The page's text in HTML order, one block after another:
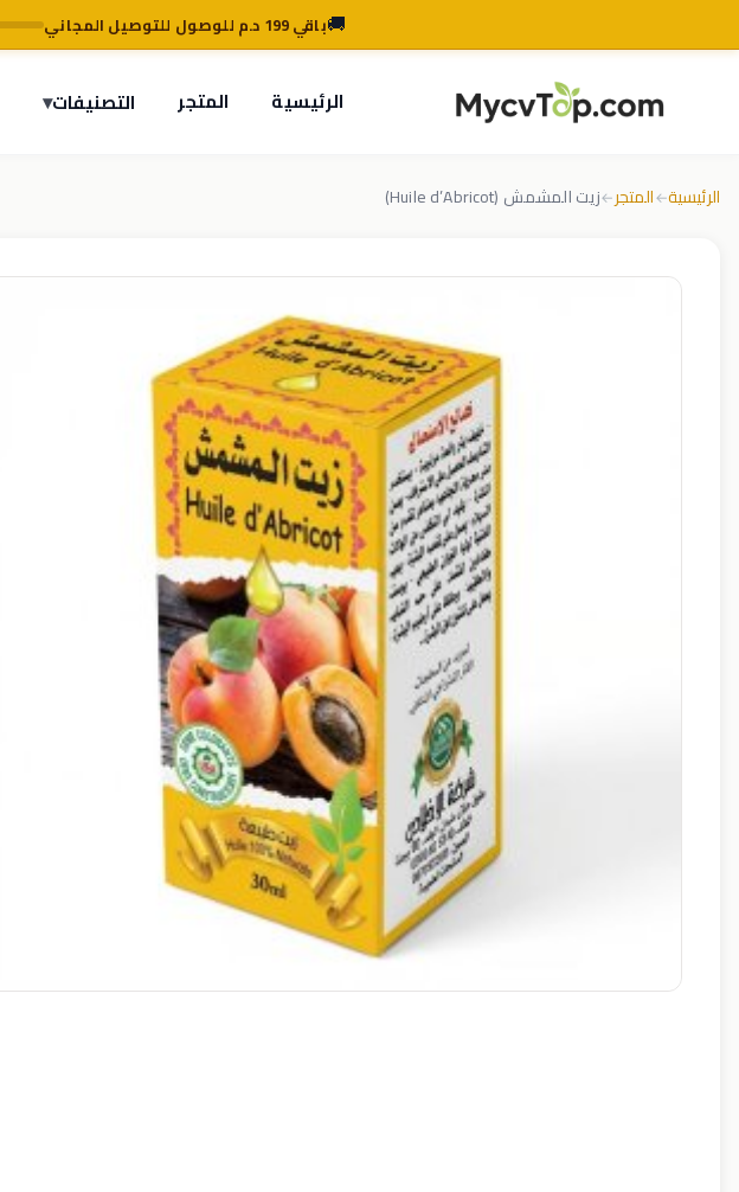
🚚باقي 199 د.م للوصول للتوصيل المجاني
MycvTop الرئيسية المتجر التصنيفات▾
الرئيسية←المتجر←زيت المشمش (Huile d’Abricot)